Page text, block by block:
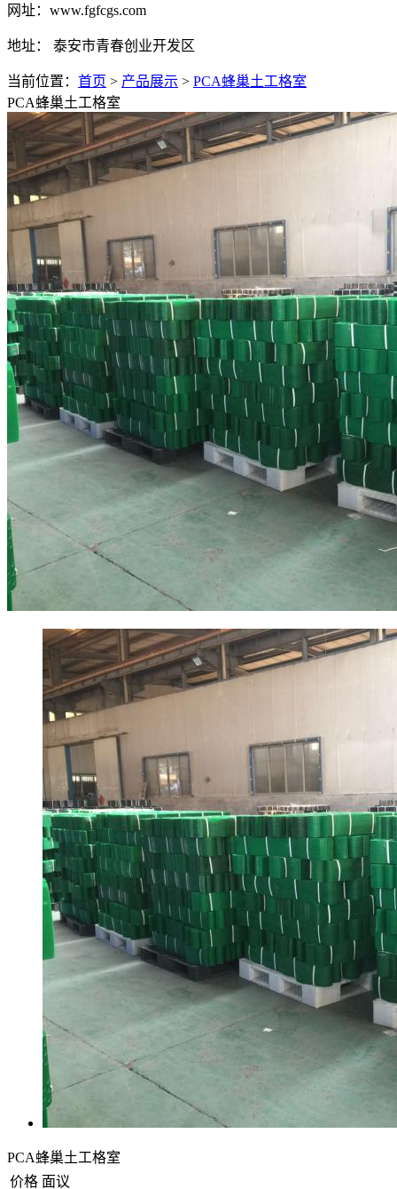
网址：www.fgfcgs.com
地址： 泰安市青春创业开发区
当前位置： 首页 > 产品展示 > PCA蜂巢土工格室
PCA蜂巢土工格室
PCA蜂巢土工格室
价格 面议